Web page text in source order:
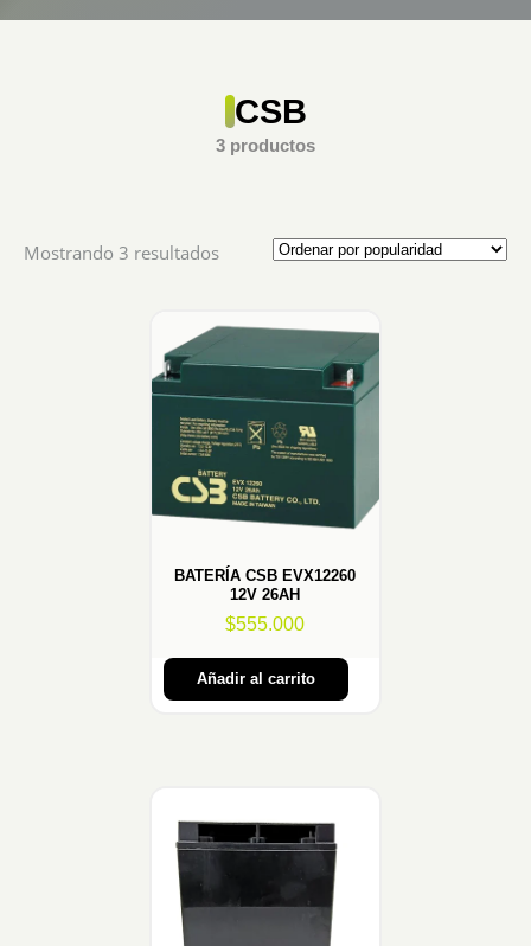
CSB
3 productos
Mostrando 3 resultadosSorted
BATERÍA CSB EVX12260
12V 26AH
$555.000
Añadir al carrito